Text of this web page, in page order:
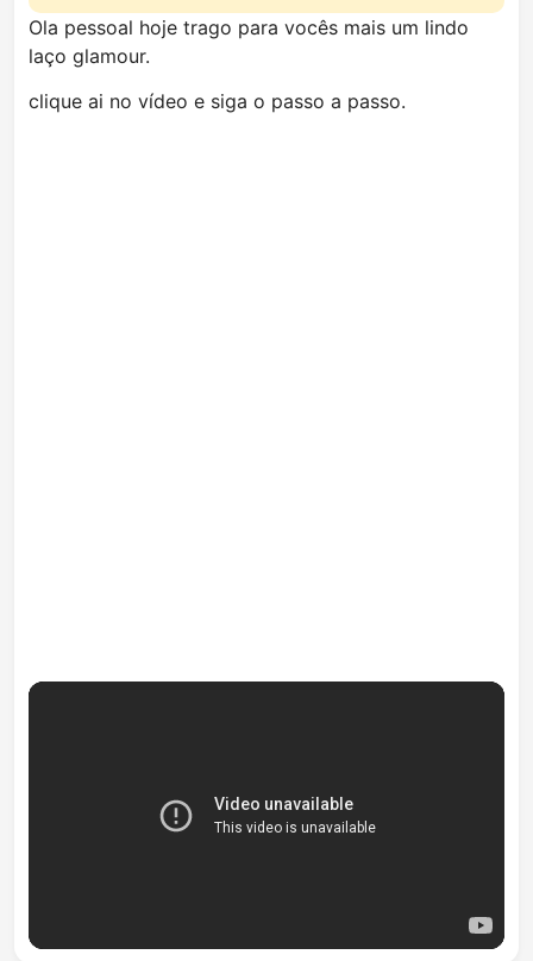
Ola pessoal hoje trago para vocês mais um lindo
laço glamour.
clique ai no vídeo e siga o passo a passo.